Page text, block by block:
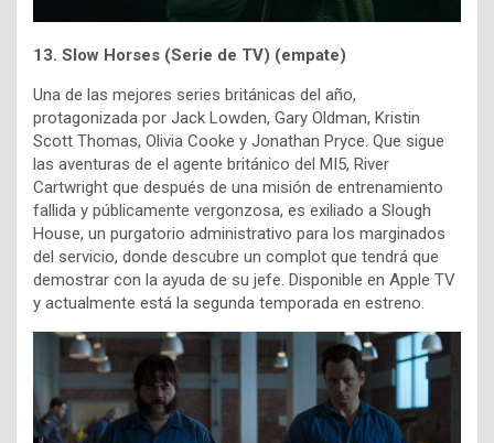
13. Slow Horses (Serie de TV) (empate)
Una de las mejores series británicas del año,
protagonizada por Jack Lowden, Gary Oldman, Kristin
Scott Thomas, Olivia Cooke y Jonathan Pryce. Que sigue
las aventuras de el agente británico del MI5, River
Cartwright que después de una misión de entrenamiento
fallida y públicamente vergonzosa, es exiliado a Slough
House, un purgatorio administrativo para los marginados
del servicio, donde descubre un complot que tendrá que
demostrar con la ayuda de su jefe. Disponible en Apple TV
y actualmente está la segunda temporada en estreno.